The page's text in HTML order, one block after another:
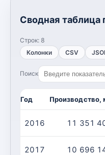
Сводная таблица
Строк: 8
Колонки
CSV
Поиск
Год Производство,
2016 11 351
2017 10 696